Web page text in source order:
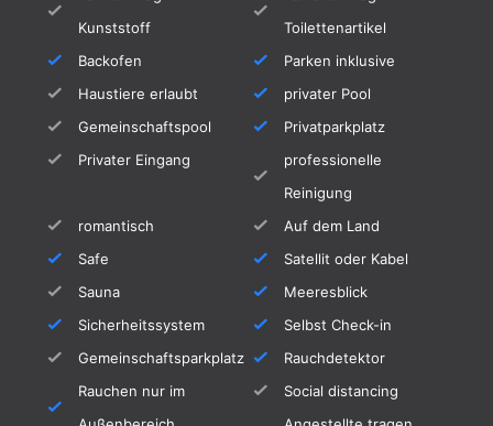
kann natürlich gern geraucht werden.
Diese Villa ist Ihr ideales Urlaubsdomizil, wenn
Sie gehobene Ausstattung, die
Annehmlichkeiten kurzer Fuß- und Taxiwege
schätzen, aber eigentlich nicht im direkten
Trubel eines Ferienortes wohnen möchten.
Die Ferienunterkunft ist nicht für Feiern
geeignet.
Kunststoff
Toilettenartikel
Backofen
Parken inklusive
Haustiere erlaubt
privater Pool
Gemeinschaftspool
Privatparkplatz
Privater Eingang
professionelle
Reinigung
romantisch
Auf dem Land
Safe
Satellit oder Kabel
Sauna
Meeresblick
Sicherheitssystem
Selbst Check-in
Gemeinschaftsparkplatz
Rauchdetektor
Rauchen nur im
Social distancing